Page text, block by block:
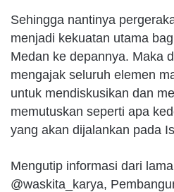
Sehingga nantinya
menjadi kekuatan utama
Medan ke depannya. Maka
mengajak seluruh elemen
untuk mendiskusikan dan
memutuskan seperti apa
yang akan dijalankan pada
Mengutip informasi dari
@waskita_karya,